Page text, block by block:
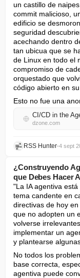
un castillo de
commit malicioso,
edificio se
seguridad
acechando dentro
tan ubicua que se
de Linux en todo el
compromiso de
orquestado que
código abierto en su
Esto no fue una
dzone.com
RSS Hunter•4 sept
¿Construyendo
que Debes Hacer
"La IA agentiva
tema candente en
directivas de hoy
que no adopten un
volverse
implementar un
y plantearse
No todos los
base correcta,
agentiva puede